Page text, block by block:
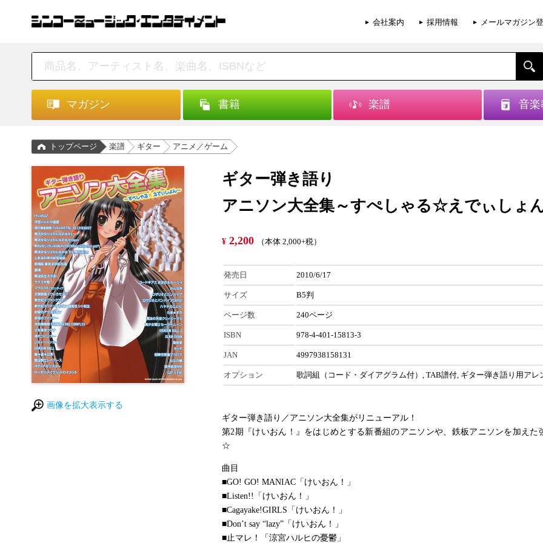
会社案内 採用情報 メールマガジン
マガジン 書籍 楽譜 音楽
トップページ 楽譜 ギター アニメ／ゲーム
画像を拡大表示する
ギター弾き語り
アニソン大全集～すぺしゃる☆えでぃしょ
¥ 2,200 （本体 2,000+税）
発売日 2010/6/17
サイズ B5判
ページ数 240ページ
ISBN 978-4-401-15813-3
JAN 4997938158131
オプション 歌詞組（コード・ダイアグラム付）, TAB譜付, ギター弾き語り用アレ
ギター弾き語り／アニソン大全集がリニューアル！
第2期『けいおん！』をはじめとする新番組のアニソンや、鉄板アニソンを加えた
☆
曲目
■GO! GO! MANIAC「けいおん！」
■Listen!!「けいおん！」
■Cagayake!GIRLS「けいおん！」
■Don’t say “lazy”「けいおん！」
■止マレ！「涼宮ハルヒの憂鬱」